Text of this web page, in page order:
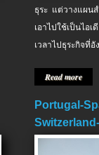
ธุระ แต่วางแผน
เอาไปใช้เป็นไอ
เวลาไปธุระกิจที่อั
Read more
Portugal-